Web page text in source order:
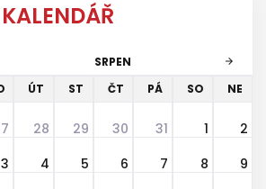
KALENDÁŘ
SRPEN arrow_forward
ÚT ST ČT PÁ SO NE
28 29 30 31 1
2
3
4 5 6 7 8
9